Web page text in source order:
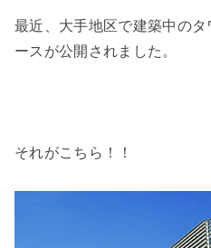
最近、大手地区で建築中の
ースが公開されました。
それがこちら！！